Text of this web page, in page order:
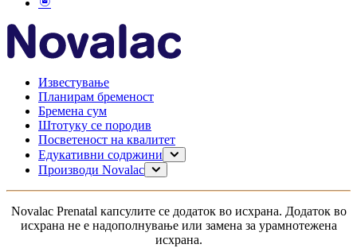
Известување
Планирам бременост
Бремена сум
Штотуку се породив
Посветеност на квалитет
Едукативни содржини
Планирање на бременост
Моето дете
Производи Novalac
6-12 месеци
1-3 години
за доенчиња без дигестивни проблеми
Novalac Рrenatal капсулите се додаток во исхрана. Додаток во
исхрана не е надополнување или замена за урамнотежена
исхрана.